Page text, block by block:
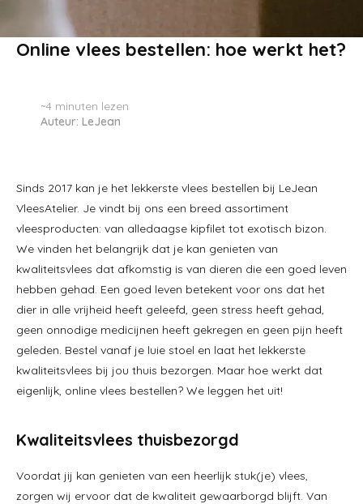
Online vlees bestellen: hoe werkt het?
~4 minuten lezen
Auteur: LeJean
Sinds 2017 kan je het lekkerste vlees bestellen bij LeJean
VleesAtelier. Je vindt bij ons een breed assortiment
vleesproducten: van alledaagse kipfilet tot exotisch bizon.
We vinden het belangrijk dat je kan genieten van
kwaliteitsvlees dat afkomstig is van dieren die een goed leven
hebben gehad. Een goed leven betekent voor ons dat het
dier in alle vrijheid heeft geleefd, geen stress heeft gehad,
geen onnodige medicijnen heeft gekregen en geen pijn heeft
geleden. Bestel vanaf je luie stoel en laat het lekkerste
kwaliteitsvlees bij jou thuis bezorgen. Maar hoe werkt dat
eigenlijk, online vlees bestellen? We leggen het uit!
Kwaliteitsvlees thuisbezorgd
Voordat jij kan genieten van een heerlijk stuk(je) vlees,
zorgen wij ervoor dat de kwaliteit gewaarborgd blijft. Van